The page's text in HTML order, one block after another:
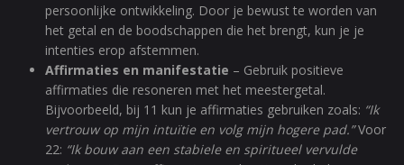
persoonlijke ontwikkeling. Door je bewust te worden van
het getal en de boodschappen die het brengt, kun je je
intenties erop afstemmen.
Affirmaties en manifestatie – Gebruik positieve
affirmaties die resoneren met het meestergetal.
Bijvoorbeeld, bij 11 kun je affirmaties gebruiken zoals: “Ik
vertrouw op mijn intuïtie en volg mijn hogere pad.”Voor
22: “Ik bouw aan een stabiele en spiritueel vervulde